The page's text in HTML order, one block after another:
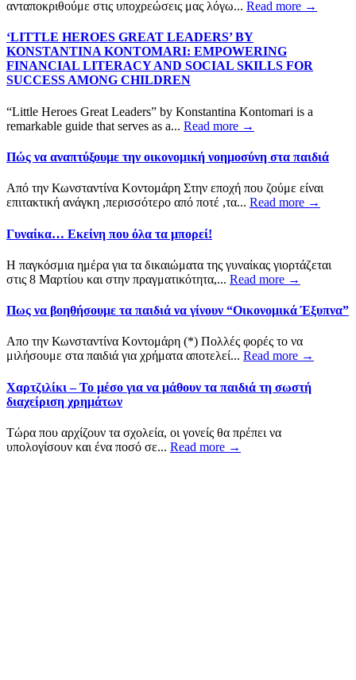
ανταποκριθούμε στις υποχρεώσεις μας λόγω... Read more →
‘LITTLE HEROES GREAT LEADERS’ BY
KONSTANTINA KONTOMARI: EMPOWERING
FINANCIAL LITERACY AND SOCIAL SKILLS FOR
SUCCESS AMONG CHILDREN
“Little Heroes Great Leaders” by Konstantina Kontomari is a
remarkable guide that serves as a... Read more →
Πώς να αναπτύξουμε την οικονομική νοημοσύνη στα παιδιά
Από την Κωνσταντίνα Κοντομάρη Στην εποχή που ζούμε είναι
επιτακτική ανάγκη ,περισσότερο από ποτέ ,τα... Read more →
Γυναίκα… Εκείνη που όλα τα μπορεί!
Η παγκόσμια ημέρα για τα δικαιώματα της γυναίκας γιορτάζεται
στις 8 Μαρτίου και στην πραγματικότητα,... Read more →
Πως να βοηθήσουμε τα παιδιά να γίνουν “Οικονομικά Έξυπνα”
Απο την Κωνσταντίνα Κοντομάρη (*) Πολλές φορές το να
μιλήσουμε στα παιδιά για χρήματα αποτελεί... Read more →
Χαρτζιλίκι – Το μέσο για να μάθουν τα παιδιά τη σωστή
διαχείριση χρημάτων
Τώρα που αρχίζουν τα σχολεία, οι γονείς θα πρέπει να
υπολογίσουν και ένα ποσό σε... Read more →